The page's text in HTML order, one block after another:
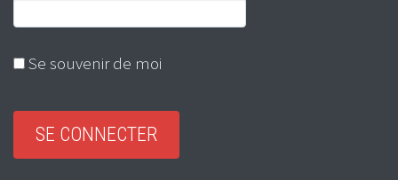
Se souvenir de moi